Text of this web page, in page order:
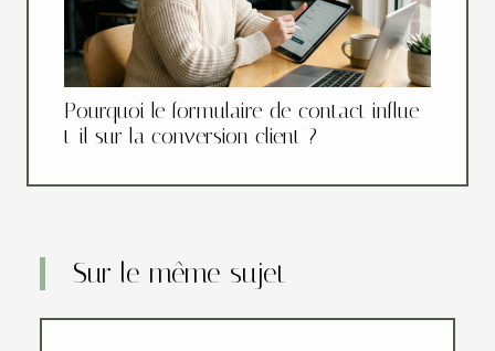
Pourquoi le formulaire de contact influe-
t-il sur la conversion client ?
Sur le même sujet